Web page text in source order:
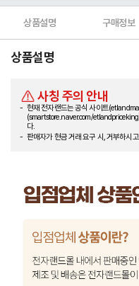
상품설명 구매정보
상품설명
사칭 주의 안내
현재 전자랜드는 공식 사이트
(smartstore.naver.com/
다.
판매자가 현금 거래 요구 시, 거부하시고